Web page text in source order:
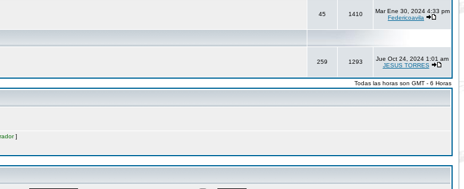
45 1410
Mar Ene 30, 2024 4:33 pm
Federicoavila
259 1293
Jue Oct 24, 2024 1:01 am
JESUS TORRES
Todas las horas son GMT - 6 Horas
]